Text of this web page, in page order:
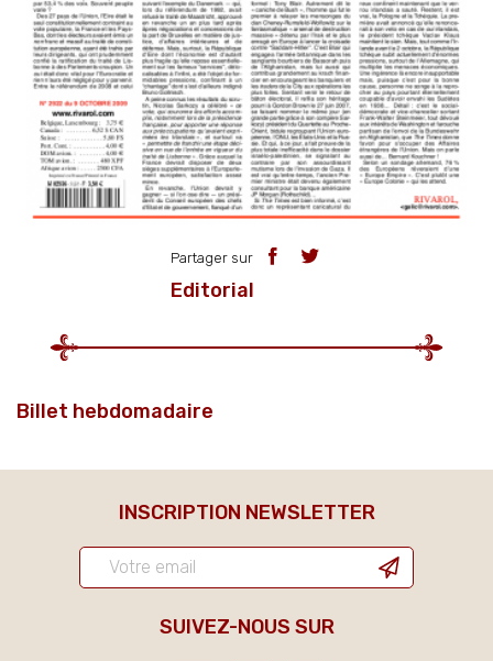
Partager sur
Editorial
Billet hebdomadaire
INSCRIPTION NEWSLETTER
SUIVEZ-NOUS SUR